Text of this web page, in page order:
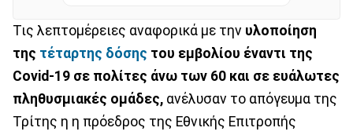
Τις λεπτομέρειες αναφορικά με την υλοποίηση
της τέταρτης δόσης του εμβολίου έναντι της
Covid-19 σε πολίτες άνω των 60 και σε ευάλωτες
πληθυσμιακές ομάδες, ανέλυσαν το απόγευμα της
Τρίτης η η πρόεδρος της Εθνικής Επιτροπής